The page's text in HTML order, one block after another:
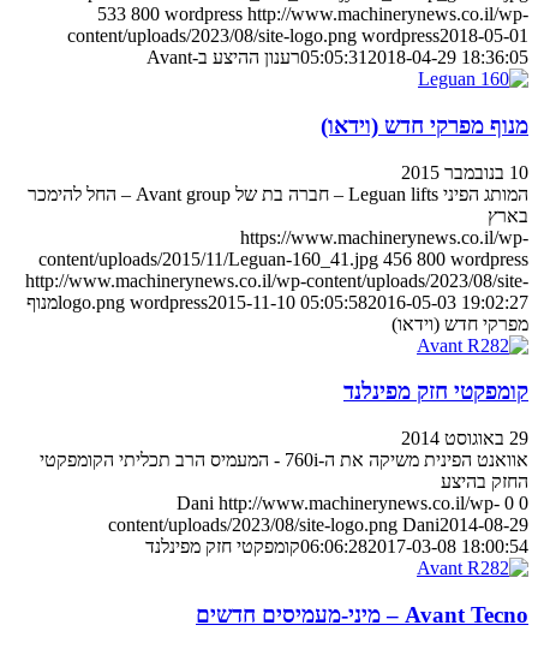
533 800 wordpress http://www.machinerynews.co.il/wp-
content/uploads/2023/08/site-logo.png wordpress2018-05-01
05:05:31 2018-04-29 18:36:05 רענון ההיצע ב-Avant
מנוף מפרקי חדש (וידאו)
10 בנובמבר 2015
המותג הפיני Leguan lifts – חברה בת של Avant group – החל להימכר
בארץ
https://www.machinerynews.co.il/wp-
content/uploads/2015/11/Leguan-160_41.jpg 456 800 wordpress
http://www.machinerynews.co.il/wp-content/uploads/2023/08/site-
logo.png wordpress2015-11-10 05:05:582016-05-03 19:02:27
מנוף
מפרקי חדש (וידאו)
קומפקטי חזק מפינלנד
29 באוגוסט 2014
אוואנט הפינית משיקה את ה-760i - המעמיס הרב תכליתי הקומפקטי
החזק בהיצע
0
0
Dani http://www.machinerynews.co.il/wp-
content/uploads/2023/08/site-logo.png Dani2014-08-29
06:06:282017-03-08 18:00:54 קומפקטי חזק מפינלנד
Avant Tecno – מיני-מעמיסים חדשים